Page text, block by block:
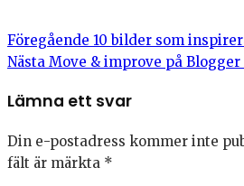
Föregående 10 bilder som
Nästa Move & improve på Blogger
Lämna ett svar
Din e-postadress kommer inte
fält är märkta *